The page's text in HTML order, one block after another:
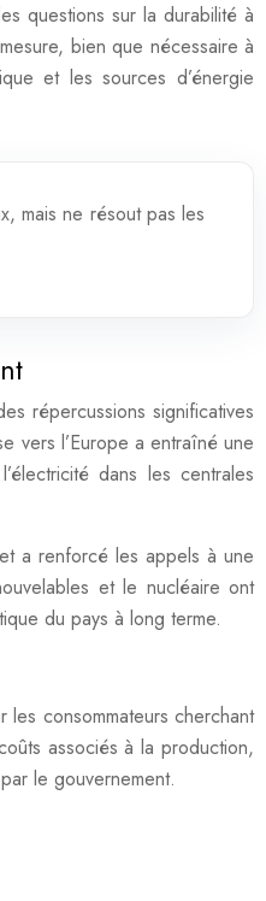
questions sur la durabilité à
bien que nécessaire à
et les sources d’énergie
mais ne résout pas les
répercussions significatives
vers l’Europe a entraîné une
dans les centrales
a renforcé les appels à une
et le nucléaire ont
du pays à long terme.
consommateurs cherchant
associés à la production,
le gouvernement.